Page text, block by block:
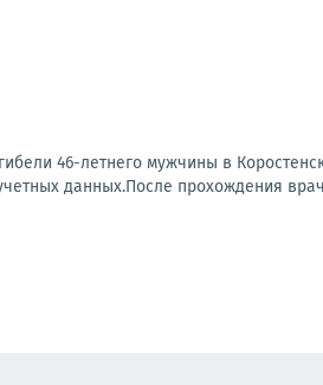
46-летнего мужчины в
данных.После прохождения